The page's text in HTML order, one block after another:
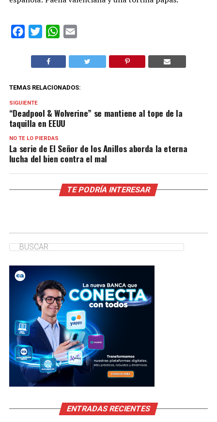
Facebook
TwitterWhatsApp
TEMAS RELACIONADOS:
SIGUIENTE
“Deadpool & Wolverine” se mantiene al tope de la
taquilla en EEUU
NO TE LO PIERDAS
La serie de El Señor de los Anillos aborda la eterna
lucha del bien contra el mal
TE PODRÍA INTERESAR
ENTRADAS RECIENTES